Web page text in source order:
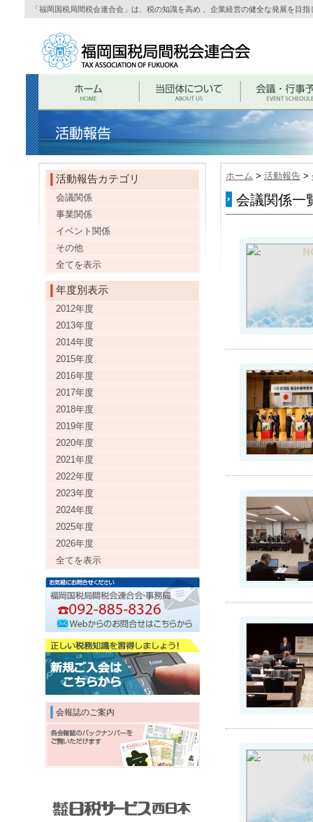
「福岡国税局間税会連合会」は、税の知識を高め 、企業経営の健全な発展を目指
ホーム > 活動報告 >
会議関係
活動報告カテゴリ
会議関係
事業関係
イベント関係
その他
全てを表示
年度別表示
2012年度
2013年度
2014年度
2015年度
2016年度
2017年度
2018年度
2019年度
2020年度
2021年度
2022年度
2023年度
2024年度
2025年度
2026年度
全てを表示
会報誌のご案内